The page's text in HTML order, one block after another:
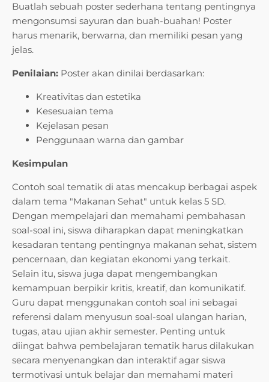
Buatlah sebuah poster sederhana tentang pentingnya
mengonsumsi sayuran dan buah-buahan! Poster
harus menarik, berwarna, dan memiliki pesan yang
jelas.
Penilaian: Poster akan dinilai berdasarkan:
Kreativitas dan estetika
Kesesuaian tema
Kejelasan pesan
Penggunaan warna dan gambar
Kesimpulan
Contoh soal tematik di atas mencakup berbagai aspek
dalam tema "Makanan Sehat" untuk kelas 5 SD.
Dengan mempelajari dan memahami pembahasan
soal-soal ini, siswa diharapkan dapat meningkatkan
kesadaran tentang pentingnya makanan sehat, sistem
pencernaan, dan kegiatan ekonomi yang terkait.
Selain itu, siswa juga dapat mengembangkan
kemampuan berpikir kritis, kreatif, dan komunikatif.
Guru dapat menggunakan contoh soal ini sebagai
referensi dalam menyusun soal-soal ulangan harian,
tugas, atau ujian akhir semester. Penting untuk
diingat bahwa pembelajaran tematik harus dilakukan
secara menyenangkan dan interaktif agar siswa
termotivasi untuk belajar dan memahami materi